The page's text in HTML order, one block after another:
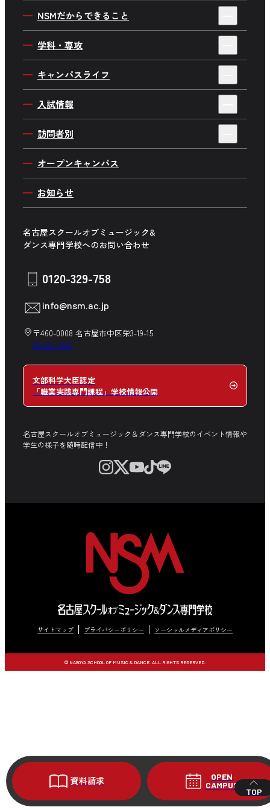
資料請求
OPEN
CAMPUS
TOP
4年制・3年制を選ぶ理由
私たちの目指す人材育成
施設・設備紹介
アクセス
よくあるご質問
採用情報
NSMだからできること
デビューサポートシステム
就職サポート
企業プロジェクト
Wメジャーカリキュラム
海外で学ぼう
社会貢献プロジェクト
講師紹介
学科・専攻
ミュージシャンワールド
音楽制作ワールド
俳優・ 声優ワールド
音楽企画ワールド
舞台制作ワールド
キャンパスライフ
キャンパスイベント
在校生インタビュー
在校生の日常
キャンパス周辺マップ
学生生活サポート
入試情報
AO入学について
一般入学について
社会人入学について
募集学科・専攻一覧
訪問者別
高校生の方へ
留学生の方へ
高校の先生方へ
企業の方へ
中学生の方へ
オープンキャンパス
お知らせ
名古屋スクールオブミュージック&
ダンス専門学校へのお問い合わせ
0120-329-758
info@nsm.ac.jp
〒460-0008 名古屋市中区栄3-19-15
Google map
文部科学大臣認定
「職業実践専門課程」学校情報公開
名古屋スクールオブミュージック＆ダンス専門学校のイベント情報や
学生の様子を随時配信中！
サイトマップ プライバシーポリシー ソーシャルメディアポリシー
© NAGOYA SCHOOL OF MUSIC & DANCE. ALL RIGHTS RESERVED.